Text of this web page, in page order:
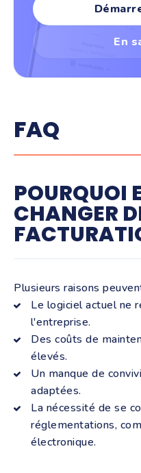
En
FAQ
POURQUOI
CHANGER
Plusieurs raisons
Le logiciel actuel ne
l'entreprise.
Des coûts de
élevés.
Un manque de
adaptées.
La nécessité de se
réglementations,
électronique.